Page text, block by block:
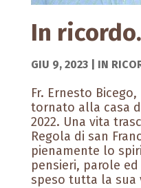
In
GIU 9, 2023| IN
Fr. Ernesto
tornato alla casa
2022. Una vita
Regola di san
pienamente lo
pensieri, parole
speso tutta la sua